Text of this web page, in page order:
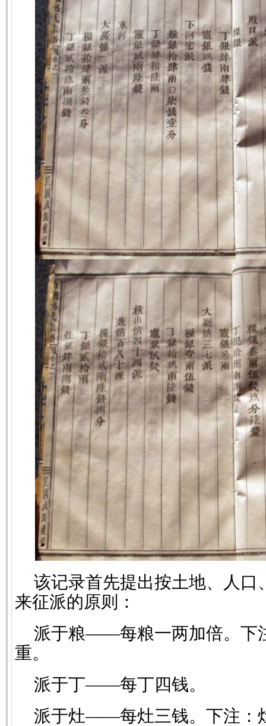
该记录首先提出按土地、人口
来征派的原则：
派于粮——每粮一两加倍。下
重。
派于丁——每丁四钱。
派于灶——每灶三钱。下注：